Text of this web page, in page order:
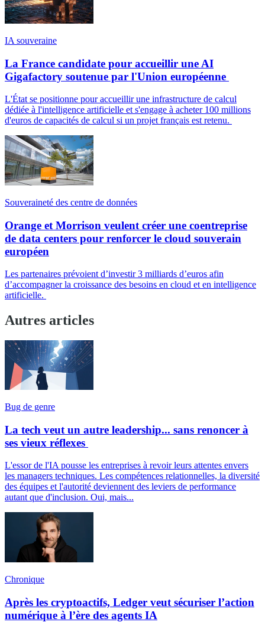
IA souveraine
La France candidate pour accueillir une AI
Gigafactory soutenue par l'Union européenne
L'État se positionne pour accueillir une infrastructure de calcul
dédiée à l'intelligence artificielle et s'engage à acheter 100 millions
d'euros de capacités de calcul si un projet français est retenu.
Souveraineté des centre de données
Orange et Morrison veulent créer une coentreprise
de data centers pour renforcer le cloud souverain
européen
Les partenaires prévoient d’investir 3 milliards d’euros afin
d’accompagner la croissance des besoins en cloud et en intelligence
artificielle.
Autres articles
Bug de genre
La tech veut un autre leadership... sans renoncer à
ses vieux réflexes
L'essor de l'IA pousse les entreprises à revoir leurs attentes envers
les managers techniques. Les compétences relationnelles, la diversité
des équipes et l'autorité deviennent des leviers de performance
autant que d'inclusion. Oui, mais...
Chronique
Après les cryptoactifs, Ledger veut sécuriser l’action
numérique à l’ère des agents IA